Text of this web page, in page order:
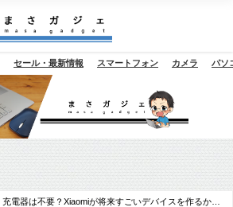
セール・最新情報 スマートフォン カメラ パソ
充電器は不要？Xiaomiが将来すごいデバイスを作るかも